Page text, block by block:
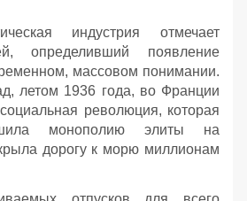
индустрия отмечает
определивший появление
массовом понимании.
летом 1936 года, во Франции
революция, которая
монополию элиты на
дорогу к морю миллионам